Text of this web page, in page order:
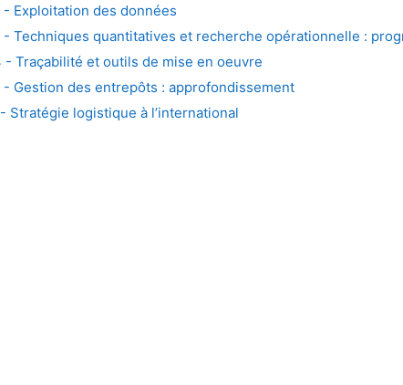
- Exploitation des données
- Techniques quantitatives et recherche opérationnelle :
- Traçabilité et outils de mise en oeuvre
- Gestion des entrepôts : approfondissement
- Stratégie logistique à l’international